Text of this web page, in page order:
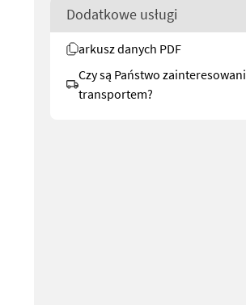
Dodatkowe usługi
arkusz danych PDF
Czy są Państwo zainteresowani
transportem?